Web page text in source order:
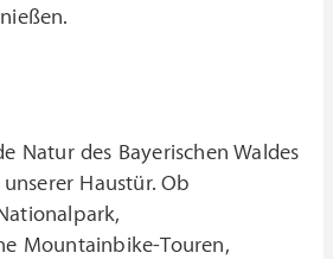
Natur des Bayerischen Waldes
Haustür. Ob
Mountainbike-Touren,